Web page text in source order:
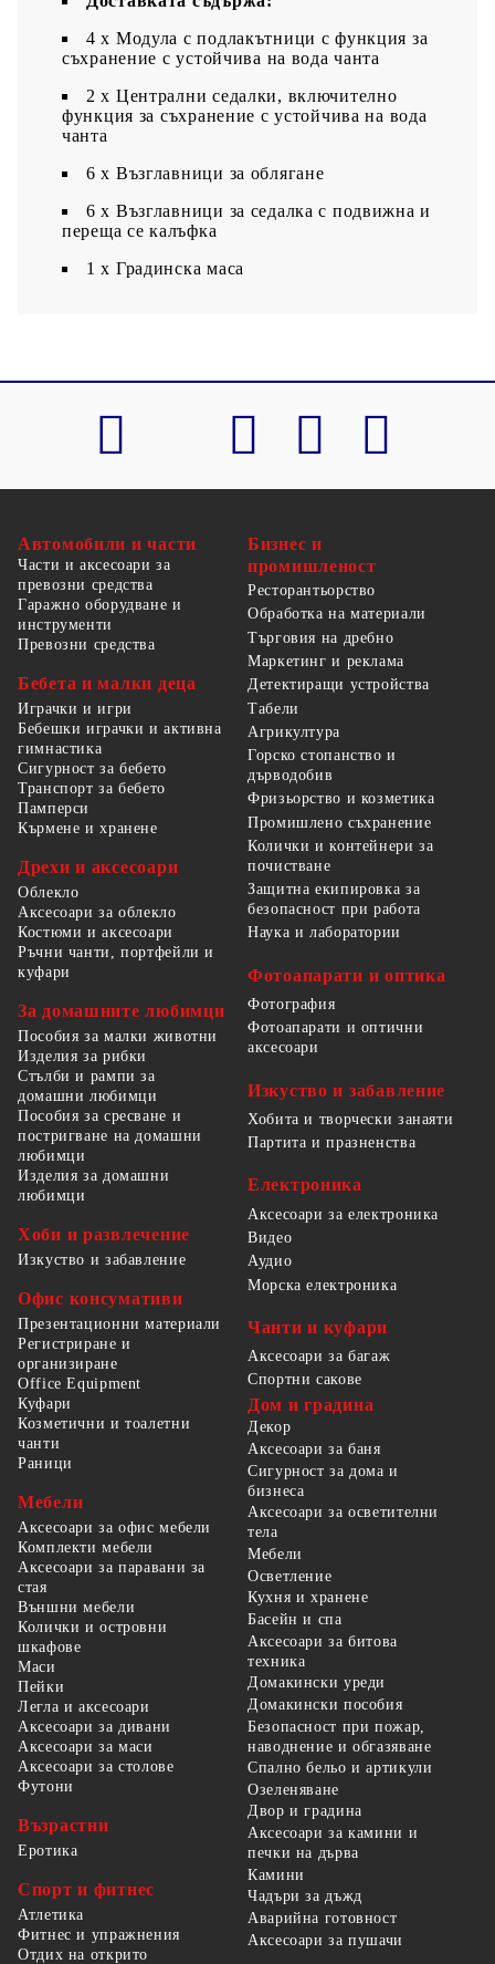
4 x Модула с подлакътници с функция за
съхранение с устойчива на вода чанта
2 x Централни седалки, включително
функция за съхранение с устойчива на вода
чанта
6 х Възглавници за облягане
6 x Възглавници за седалка с подвижна и
переща се калъфка
1 х Градинска маса
Автомобили и части
Части и аксесоари за
превозни средства
Гаражно оборудване и
инструменти
Превозни средства
Бебета и малки деца
Играчки и игри
Бебешки играчки и активна
гимнастика
Сигурност за бебето
Транспорт за бебето
Памперси
Кърмене и хранене
Дрехи и аксесоари
Облекло
Аксесоари за облекло
Костюми и аксесоари
Ръчни чанти, портфейли и
куфари
За домашните любимци
Пособия за малки животни
Изделия за рибки
Стълби и рампи за
домашни любимци
Пособия за сресване и
постригване на домашни
любимци
Изделия за домашни
любимци
Хоби и развлечение
Изкуство и забавление
Офис консумативи
Презентационни материали
Регистриране и
организиране
Office Equipment
Бизнес и
промишленост
Ресторантьорство
Обработка на материали
Търговия на дребно
Маркетинг и реклама
Детектиращи устройства
Табели
Агрикултура
Горско стопанство и
дърводобив
Фризьорство и козметика
Промишлено съхранение
Колички и контейнери за
почистване
Защитна екипировка за
безопасност при работа
Наука и лаборатории
Фотоапарати и оптика
Фотография
Фотоапарати и оптични
аксесоари
Изкуство и забавление
Хобита и творчески занаяти
Партита и празненства
Електроника
Аксесоари за електроника
Видео
Аудио
Морска електроника
Чанти и куфари
Аксесоари за багаж
Спортни сакове
Куфари
Козметични и тоалетни
чанти
Раници
Мебели
Аксесоари за офис мебели
Комплекти мебели
Аксесоари за паравани за
стая
Външни мебели
Колички и островни
шкафове
Маси
Пейки
Легла и аксесоари
Аксесоари за дивани
Аксесоари за маси
Аксесоари за столове
Футони
Възрастни
Еротика
Спорт и фитнес
Атлетика
Фитнес и упражнения
Отдих на открито
Дом и градина
Декор
Аксесоари за баня
Сигурност за дома и
бизнеса
Аксесоари за осветителни
тела
Мебели
Осветление
Кухня и хранене
Басейн и спа
Аксесоари за битова
техника
Домакински уреди
Домакински пособия
Безопасност при пожар,
наводнение и обгазяване
Спално бельо и артикули
Озеленяване
Двор и градина
Аксесоари за камини и
печки на дърва
Камини
Чадъри за дъжд
Аварийна готовност
Аксесоари за пушачи